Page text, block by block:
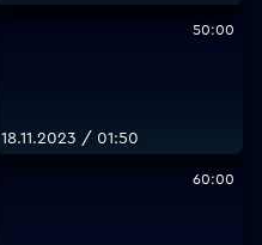
50:00
18.11.2023 / 01:50
60:00